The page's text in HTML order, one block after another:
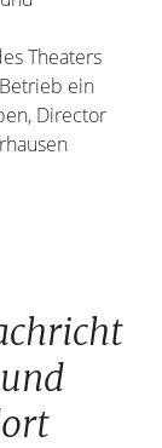
Theaters
ein
Director